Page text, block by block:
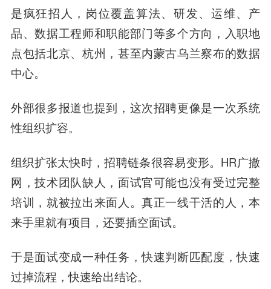
是疯狂招人，岗位覆盖算法、研发、运维、产
品、数据工程师和职能部门等多个方向，入职地
点包括北京、杭州，甚至内蒙古乌兰察布的数据
中心。
外部很多报道也提到，这次招聘更像是一次系统
性组织扩容。
组织扩张太快时，招聘链条很容易变形。HR广撒
网，技术团队缺人，面试官可能也没有受过完整
培训，就被拉出来面人。真正一线干活的人，本
来手里就有项目，还要插空面试。
于是面试变成一种任务，快速判断匹配度，快速
过掉流程，快速给出结论。